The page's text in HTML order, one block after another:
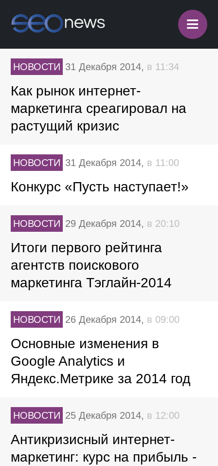
≡
НОВОСТИ 31 Декабря 2014, в 11:34
Как рынок интернет-
маркетинга среагировал на
растущий кризис
НОВОСТИ 31 Декабря 2014, в 11:00
Конкурс «Пусть наступает!»
НОВОСТИ 29 Декабря 2014, в 20:10
Итоги первого рейтинга
агентств поискового
маркетинга Тэглайн-2014
НОВОСТИ 26 Декабря 2014, в 09:00
Основные изменения в
Google Analytics и
Яндекс.Метрике за 2014 год
НОВОСТИ 25 Декабря 2014, в 12:00
Антикризисный интернет-
маркетинг: курс на прибыль -